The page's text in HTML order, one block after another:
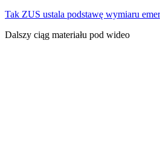
Tak ZUS ustala podstawę wymiaru
Dalszy ciąg materiału pod wideo